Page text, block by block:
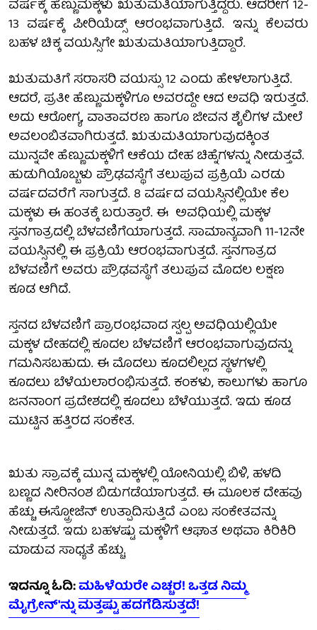
ವರ್ಷಕ್ಕೆ ಹೆಣ್ಣುಮಕ್ಕಳು ಋತುಮತಿಯಾಗುತ್ತಿದ್ದರು. ಆದರೀಗ 12-
13 ವರ್ಷಕ್ಕೆ ಪೀರಿಯೆಡ್ಸ್ ಆರಂಭವಾಗುತ್ತಿದೆ. ಇನ್ನು ಕೆಲವರು
ಬಹಳ ಚಿಕ್ಕ ವಯಸ್ಸಿಗೇ ಋತುಮತಿಯಾಗುತ್ತಿದ್ದಾರೆ.
ಋತುಮತಿಗೆ ಸರಾಸರಿ ವಯಸ್ಸು 12 ಎಂದು ಹೇಳಲಾಗುತ್ತಿದೆ.
ಆದರೆ, ಪ್ರತೀ ಹೆಣ್ಣುಮಕ್ಕಳಿಗೂ ಅವರದ್ದೇ ಆದ ಅವಧಿ ಇರುತ್ತದೆ.
ಅದು ಆರೋಗ್ಯ, ವಾತಾವರಣ ಹಾಗೂ ಜೀವನ ಶೈಲಿಗಳ ಮೇಲೆ
ಅವಲಂಬಿತವಾಗಿರುತ್ತದೆ. ಋತುಮತಿಯಾಗುವುದಕ್ಕಿಂತ
ಮುನ್ನವೇ ಹೆಣ್ಣುಮಕ್ಕಳಿಗೆ ಆಕೆಯ ದೇಹ ಚಿಹ್ನೆಗಳನ್ನು ನೀಡುತ್ತವೆ.
ಹುಡುಗಿಯೊಬ್ಬಳು ಪ್ರೌಢವಸ್ಥೆಗೆ ತಲುಪುವ ಪ್ರಕ್ರಿಯೆ ಎರಡು
ವರ್ಷದವರೆಗೆ ಸಾಗುತ್ತದೆ. 8 ವರ್ಷದ ವಯಸ್ಸಿನಲ್ಲಿಯೇ ಕೆಲ
ಮಕ್ಕಳು ಈ ಹಂತಕ್ಕೆ ಬರುತ್ತಾರೆ. ಈ ಅವಧಿಯಲ್ಲಿ ಮಕ್ಕಳ
ಸ್ತನಗಾತ್ರದಲ್ಲಿ ಬೆಳವಣಿಗೆಯಾಗುತ್ತದೆ. ಸಾಮಾನ್ಯವಾಗಿ 11-12ನೇ
ವಯಸ್ಸಿನಲ್ಲಿ ಈ ಪ್ರಕ್ರಿಯೆ ಆರಂಭವಾಗುತ್ತದೆ. ಸ್ತನಗಾತ್ರದ
ಬೆಳವಣಿಗೆ ಅವರು ಪ್ರೌಢವಸ್ಥೆಗೆ ತಲುಪುವ ಮೊದಲ ಲಕ್ಷಣ
ಕೂಡ ಆಗಿದೆ.
ಸ್ತನದ ಬೆಳವಣಿಗೆ ಪ್ರಾರಂಭವಾದ ಸ್ಪಲ್ಪ ಅವಧಿಯಲ್ಲಿಯೇ
ಮಕ್ಕಳ ದೇಹದಲ್ಲಿ ಕೂದಲ ಬೆಳವಣಿಗೆ ಆರಂಭವಾಗುವುದನ್ನು
ಗಮನಿಸಬಹುದು. ಈ ಮೊದಲು ಕೂದಲಿಲ್ಲದ ಸ್ಥಳಗಳಲ್ಲಿ
ಕೂದಲು ಬೆಳೆಯಲಾರಂಭಿಸುತ್ತದೆ. ಕಂಕಳು, ಕಾಲುಗಳು ಹಾಗೂ
ಜನನಾಂಗ ಪ್ರದೇಶದಲ್ಲಿ ಕೂದಲು ಬೆಳೆಯುತ್ತದೆ. ಇದು ಕೂಡ
ಮುಟ್ಟಿನ ಹತ್ತಿರದ ಸಂಕೇತ.
ಋತು ಸ್ರಾವಕ್ಕೆ ಮುನ್ನ ಮಕ್ಕಳಲ್ಲಿ ಯೋನಿಯಲ್ಲಿ ಬಿಳಿ, ಹಳದಿ
ಬಣ್ಣದ ನೀರಿನಂಶ ಬಿಡುಗಡೆಯಾಗುತ್ತದೆ. ಈ ಮೂಲಕ ದೇಹವು
ಹೆಚ್ಚು ಈಸ್ಟ್ರೋಜೆನ್​ ಉತ್ಪಾದಿಸುತ್ತಿದೆ ಎಂಬ ಸಂಕೇತವನ್ನು
ನೀಡುತ್ತದೆ. ಇದು ಬಹಳಷ್ಟು ಮಕ್ಕಳಿಗೆ ಆಘಾತ ಅಥವಾ ಕಿರಿಕಿರಿ
ಮಾಡುವ ಸಾಧ್ಯತೆ ಹೆಚ್ಚು.
ಇದನ್ನೂ ಓದಿ:ಮಹಿಳೆಯರೇ ಎಚ್ಚರ! ಒತ್ತಡ ನಿಮ್ಮ
ಮೈಗ್ರೇನ್'ನ್ನು ಮತ್ತಷ್ಟು ಹದಗೆಡಿಸುತ್ತದೆ!